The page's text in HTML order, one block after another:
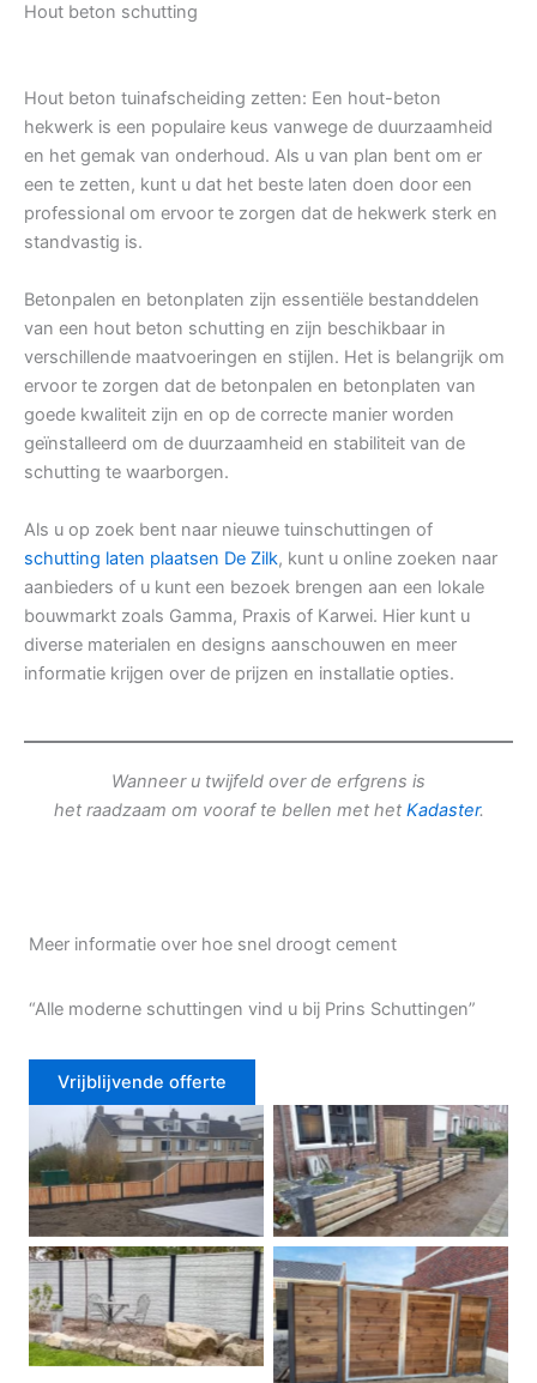
Hout beton schutting
Hout beton tuinafscheiding zetten: Een hout-beton
hekwerk is een populaire keus vanwege de duurzaamheid
en het gemak van onderhoud. Als u van plan bent om er
een te zetten, kunt u dat het beste laten doen door een
professional om ervoor te zorgen dat de hekwerk sterk en
standvastig is.
Betonpalen en betonplaten zijn essentiële bestanddelen
van een hout beton schutting en zijn beschikbaar in
verschillende maatvoeringen en stijlen. Het is belangrijk om
ervoor te zorgen dat de betonpalen en betonplaten van
goede kwaliteit zijn en op de correcte manier worden
geïnstalleerd om de duurzaamheid en stabiliteit van de
schutting te waarborgen.
Als u op zoek bent naar nieuwe tuinschuttingen of
schutting laten plaatsen De Zilk, kunt u online zoeken naar
aanbieders of u kunt een bezoek brengen aan een lokale
bouwmarkt zoals Gamma, Praxis of Karwei. Hier kunt u
diverse materialen en designs aanschouwen en meer
informatie krijgen over de prijzen en installatie opties.
Wanneer u twijfeld over de erfgrens is
het raadzaam om vooraf te bellen met het Kadaster.
Meer informatie over hoe snel droogt cement
“Alle moderne schuttingen vind u bij Prins Schuttingen”
Vrijblijvende offerte
Douglas schutting Tuinhek voortuin
Betonschutting
Dubbele poort